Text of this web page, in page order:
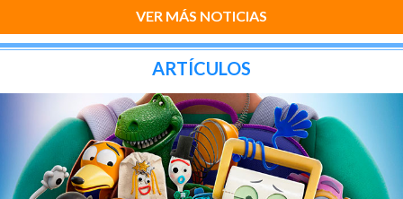
VER MÁS NOTICIAS
ARTÍCULOS